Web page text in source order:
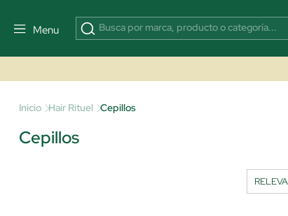
Menu
Inicio Hair Rituel Cepillos
Cepillos